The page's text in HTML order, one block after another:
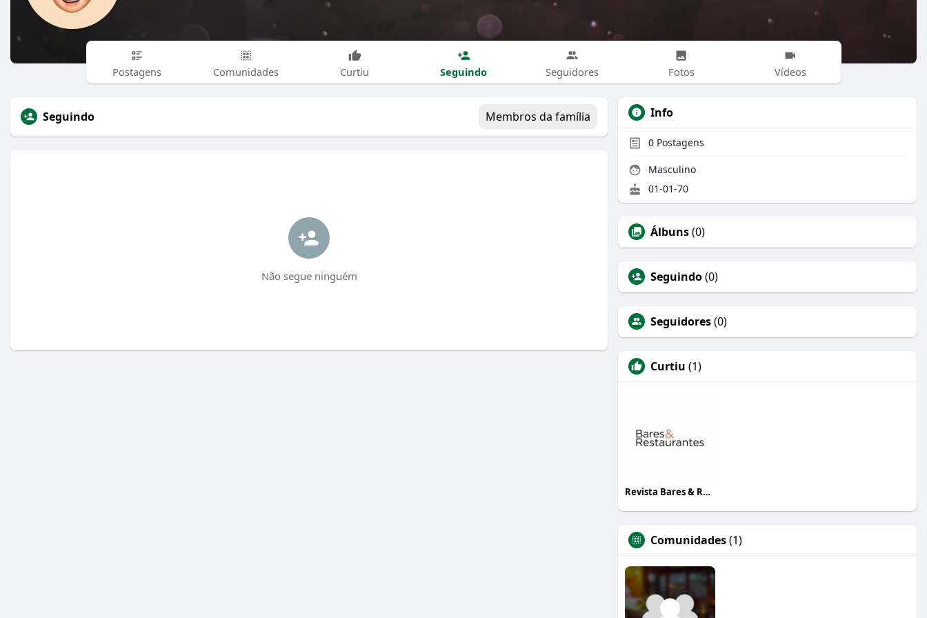
Postagens Comunidades Curtiu Seguindo Seguidores Fotos Vídeos
Seguindo Membros da família
Não segue ninguém
Info
0 Postagens
Masculino
01-01-70
Álbuns(0)
Seguindo(0)
Seguidores(0)
Curtiu (1)
Revista Bares & Restaurantes
Comunidades(1)